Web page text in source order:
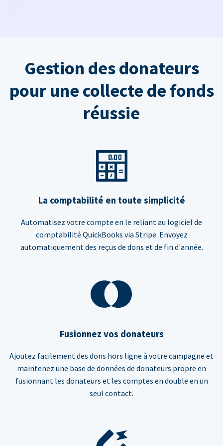
Gestion des donateurs
pour une collecte de fonds
réussie
La comptabilité en toute simplicité
Automatisez votre compte en le reliant au logiciel de
comptabilité QuickBooks via Stripe. Envoyez
automatiquement des reçus de dons et de fin d'année.
Fusionnez vos donateurs
Ajoutez facilement des dons hors ligne à votre campagne et
maintenez une base de données de donateurs propre en
fusionnant les donateurs et les comptes en double en un
seul contact.